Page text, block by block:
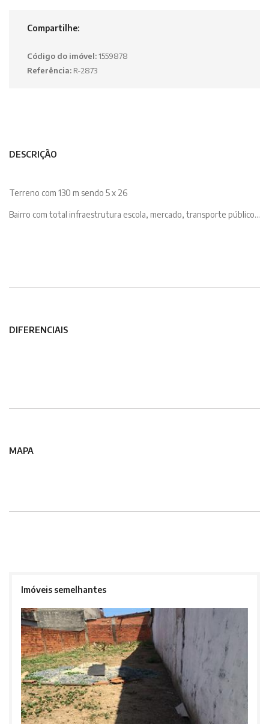
Compartilhe:
Código do imóvel:1559878
Referência: R-2873
DESCRIÇÃO
Terreno com 130 m sendo 5 x 26
Bairro com total infraestrutura escola, mercado, transporte público...
DIFERENCIAIS
MAPA
Imóveis semelhantes